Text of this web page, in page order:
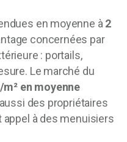
en moyenne à 2
concernées par
: portails,
Le marché du
m² en moyenne
des propriétaires
à des menuisiers